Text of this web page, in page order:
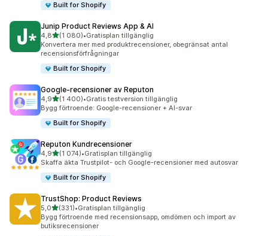
Built for Shopify
Junip Product Reviews App & AI
4,8av 5 stjärnor
(1 080)
1080 recensioner totalt
•Gratisplan tillgänglig
Konvertera mer med produktrecensioner, obegränsat antal
recensionsförfrågningar
Built for Shopify
Google‑recensioner av Reputon
4,9av 5 stjärnor
(1 400)
1400 recensioner totalt
•Gratis testversion tillgänglig
Bygg förtroende: Google-recensioner + AI-svar
Built for Shopify
Reputon Kundrecensioner
4,9av 5 stjärnor
(1 074)
1074 recensioner totalt
•Gratisplan tillgänglig
Skaffa äkta Trustpilot- och Google-recensioner med autosvar
Built for Shopify
TrustShop: Product Reviews
5,0av 5 stjärnor
(331)
331 recensioner totalt
•Gratisplan tillgänglig
Bygg förtroende med recensionsapp, omdömen och import av
butiksrecensioner